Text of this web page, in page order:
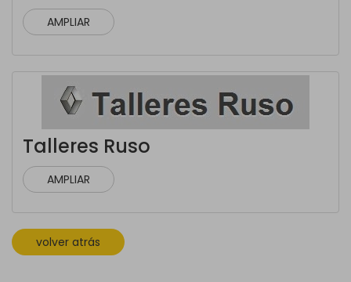
AMPLIAR
Talleres Ruso
AMPLIAR
volver atrás